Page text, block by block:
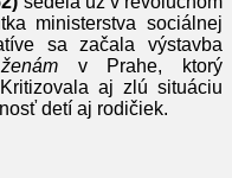
ministerstva sociálnej
sa začala výstavba
v Prahe, ktorý
aj zlú situáciu
detí aj rodičiek.